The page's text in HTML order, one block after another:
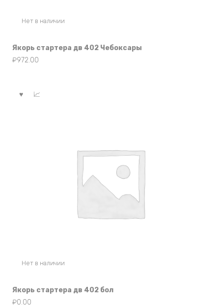
Нет в наличии
Якорь стартера дв 402 Чебоксары
₽972.00
Нет в наличии
Якорь стартера дв 402 бол
₽0.00